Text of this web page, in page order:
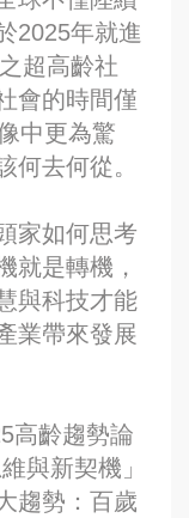
2025年就進
超高齡社
會的時間僅
中更為驚
何去何從。
家如何思考
就是轉機，
與科技才能
業帶來發展
高齡趨勢論
與新契機」
趨勢：百歲